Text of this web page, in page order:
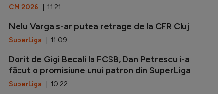
CM 2026 | 11:21
Nelu Varga s-ar putea retrage de la CFR Cluj
SuperLiga | 11:09
Dorit de Gigi Becali la FCSB, Dan Petrescu i-a
făcut o promisiune unui patron din SuperLiga
SuperLiga | 10:22